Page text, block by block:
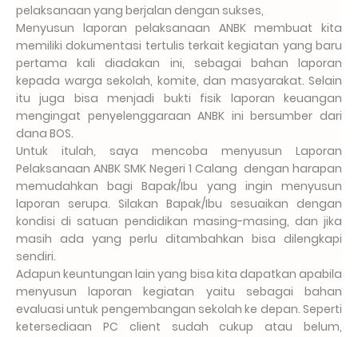
pelaksanaan yang berjalan dengan sukses,
Menyusun laporan pelaksanaan ANBK membuat kita
memiliki dokumentasi tertulis terkait kegiatan yang baru
pertama kali diadakan ini, sebagai bahan laporan
kepada warga sekolah, komite, dan masyarakat. Selain
itu juga bisa menjadi bukti fisik laporan keuangan
mengingat penyelenggaraan ANBK ini bersumber dari
dana BOS.
Untuk itulah, saya mencoba menyusun Laporan
Pelaksanaan ANBK SMK Negeri 1 Calang dengan harapan
memudahkan bagi Bapak/Ibu yang ingin menyusun
laporan serupa. Silakan Bapak/Ibu sesuaikan dengan
kondisi di satuan pendidikan masing-masing, dan jika
masih ada yang perlu ditambahkan bisa dilengkapi
sendiri.
Adapun keuntungan lain yang bisa kita dapatkan apabila
menyusun laporan kegiatan yaitu sebagai bahan
evaluasi untuk pengembangan sekolah ke depan. Seperti
ketersediaan PC client sudah cukup atau belum,